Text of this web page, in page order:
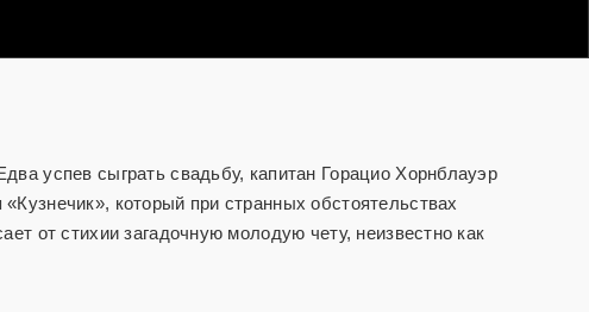
успев сыграть свадьбу, капитан Горацио Хорнблауэр
который при странных обстоятельствах
от стихии загадочную молодую чету, неизвестно как